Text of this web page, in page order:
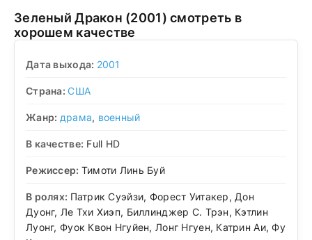
Зеленый Дракон (2001) смотреть в
хорошем качестве
Дата выхода: 2001
Страна:США
Жанр: драма, военный
В качестве: Full HD
Режиссер: Тимоти Линь Буй
В ролях: Патрик Суэйзи, Форест Уитакер, Дон
Дуонг, Ле Тхи Хиэп, Биллинджер С. Трэн, Кэтлин
Луонг, Фуок Квон Нгуйен, Лонг Нгуен, Катрин Аи, Фу